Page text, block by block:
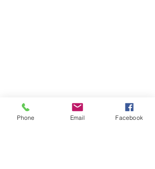
Phone Email Facebook